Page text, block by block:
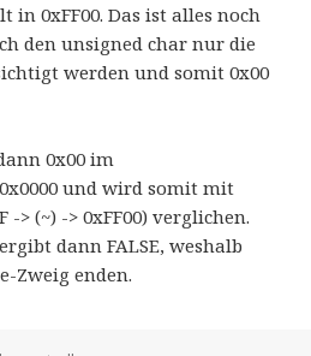
in 0xFF00. Das ist alles noch
den unsigned char nur die
werden und somit 0x00
0x00 im
und wird somit mit
-> (~) -> 0xFF00) verglichen.
dann FALSE, weshalb
Zweig enden.